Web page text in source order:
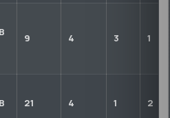
9 4 3 1
21 4 1 2